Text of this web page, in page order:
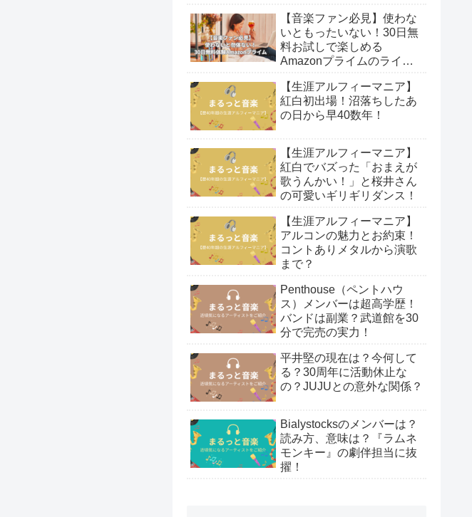
【音楽ファン必見】使わな
いともったいない！30日無
料お試しで楽しめる
Amazonプライムのライブ
【生涯アルフィーマニア】
紅白初出場！沼落ちしたあ
の日から早40数年！
【生涯アルフィーマニア】
紅白でバズった「おまえが
歌うんかい！」と桜井さん
の可愛いギリギリダンス！
【生涯アルフィーマニア】
アルコンの魅力とお約束！
コントありメタルから演歌
まで？
Penthouse（ペントハウ
ス）メンバーは超高学歴！
バンドは副業？武道館を30
分で完売の実力！
平井堅の現在は？今何して
る？30周年に活動休止な
の？JUJUとの意外な関係？
Bialystocksのメンバーは？
読み方、意味は？『ラムネ
モンキー』の劇伴担当に抜
擢！